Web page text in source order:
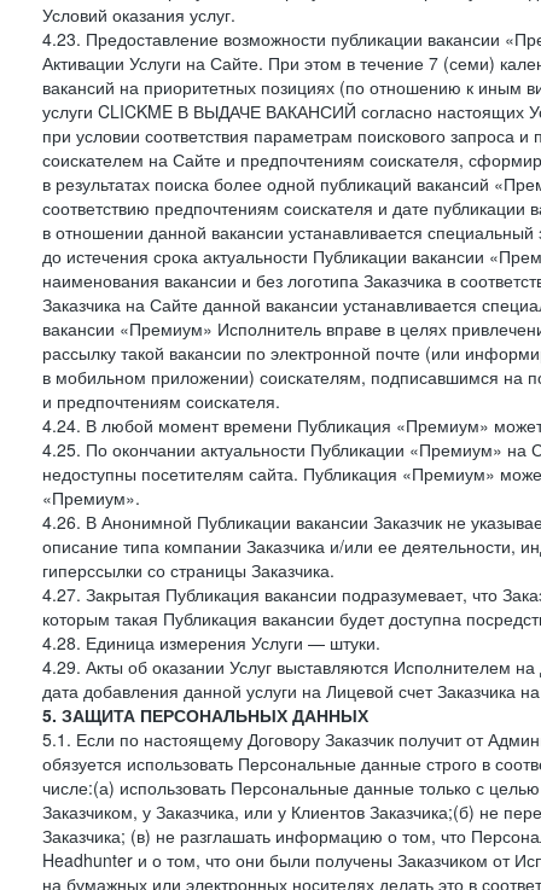
Условий оказания услуг.
4.23. Предоставление возможности публикации вакансии
Активации Услуги на Сайте. При этом в течение 7 (семи)
вакансий на приоритетных позициях (по отношению к иным
услуги CLICKME В ВЫДАЧЕ ВАКАНСИЙ согласно настоящих
при условии соответствия параметрам поискового
соискателем на Сайте и предпочтениям соискателя,
в результатах поиска более одной публикаций вакансий
соответствию предпочтениям соискателя и дате
в отношении данной вакансии устанавливается
до истечения срока актуальности Публикации вакансии
наименования вакансии и без логотипа Заказчика в
Заказчика на Сайте данной вакансии устанавливается
вакансии «Премиум» Исполнитель вправе в целях
рассылку такой вакансии по электронной почте (или
в мобильном приложении) соискателям, подписавшимся на
и предпочтениям соискателя.
4.24. В любой момент времени Публикация «Премиум»
4.25. По окончании актуальности Публикации «Премиум»
недоступны посетителям сайта. Публикация «Премиум»
«Премиум».
4.26. В Анонимной Публикации вакансии Заказчик не
описание типа компании Заказчика и/или ее деятельности,
гиперссылки со страницы Заказчика.
4.27. Закрытая Публикация вакансии подразумевает, что
которым такая Публикация вакансии будет доступна
4.28. Единица измерения Услуги — штуки.
4.29. Акты об оказании Услуг выставляются Исполнителем
дата добавления данной услуги на Лицевой счет Заказчика
5. ЗАЩИТА ПЕРСОНАЛЬНЫХ ДАННЫХ
5.1. Если по настоящему Договору Заказчик получит от
обязуется использовать Персональные данные строго в
числе:(а) использовать Персональные данные только с
Заказчиком, у Заказчика, или у Клиентов Заказчика;(б) не
Заказчика; (в) не разглашать информацию о том, что
Headhunter и о том, что они были получены Заказчиком от
на бумажных или электронных носителях делать это в